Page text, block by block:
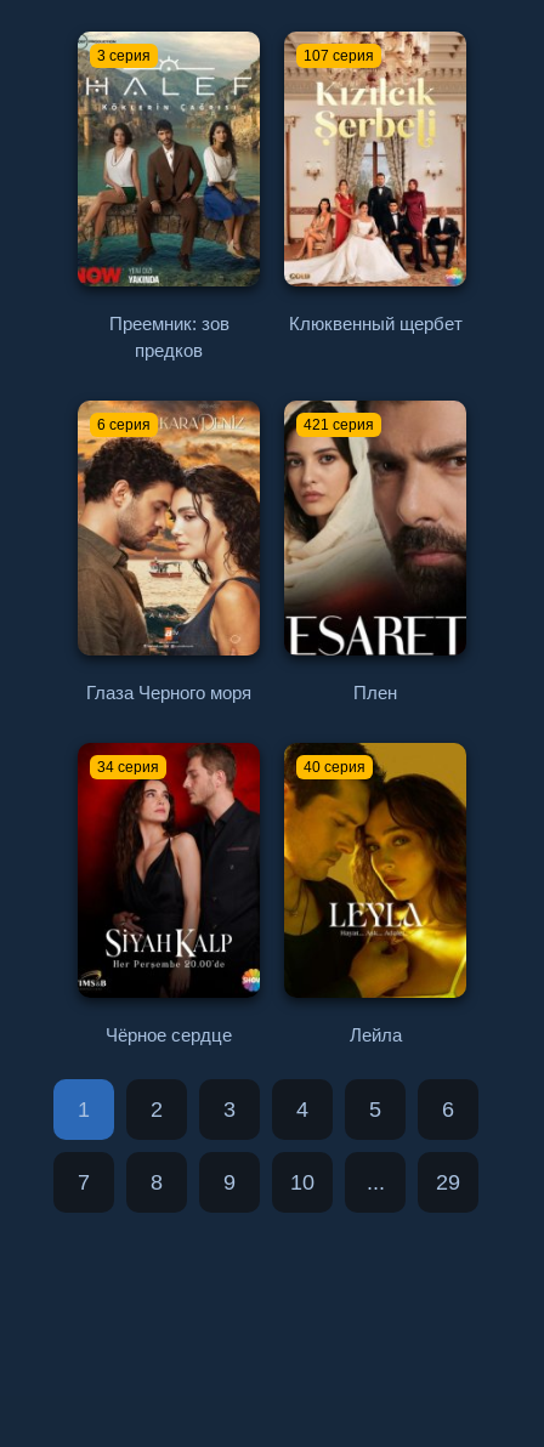
3 серия
Преемник: зов
предков
107 серия
Клюквенный щербет
6 серия
Глаза Черного моря
421 серия
Плен
34 серия
Чёрное сердце
40 серия
Лейла
1 2 3 4 5 6
7 8 9 10 ... 29